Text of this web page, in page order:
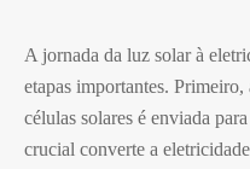
A jornada da luz solar à
etapas importantes.
células solares é enviada
crucial converte a